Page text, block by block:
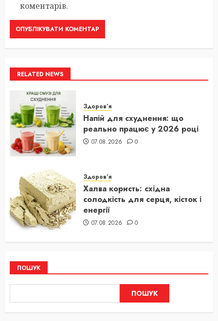
коментарів.
RELATED NEWS
Здоров’я
Напій для схуднення: що
реально працює у 2026 році
07.08.2026 0
Здоров’я
Халва користь: східна
солодкість для серця, кісток і
енергії
07.08.2026 0
ПОШУК
ПОШУК